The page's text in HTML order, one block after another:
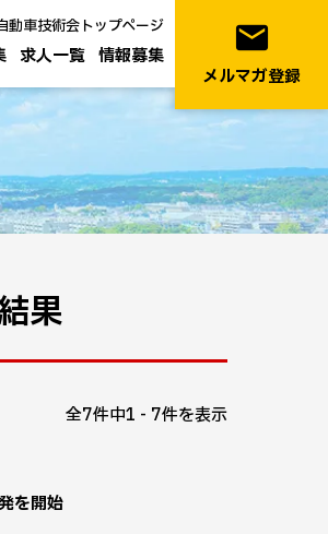
求人一覧 情報募集
動車技術会トップページ email
メルマガ登録
果
全7件中1 - 7件を表示
を開始